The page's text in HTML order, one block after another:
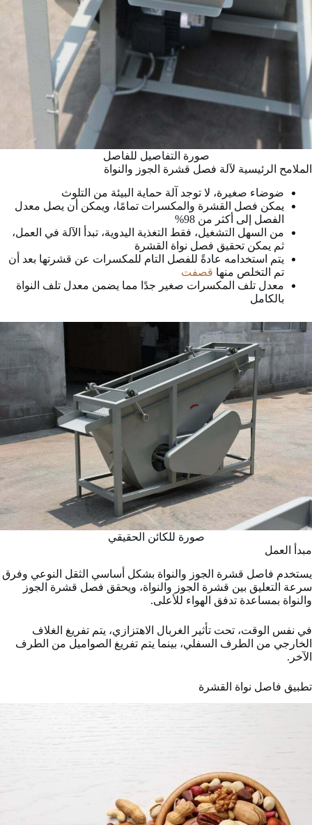
صورة التفاصيل للفاصل
الملامح الرئيسية لآلة فصل قشرة الجوز والنواة
ضوضاء صغيرة، لا توجد آلة حماية البيئة من التلوث
يمكن فصل القشرة والمكسرات تمامًا، ويمكن أن يصل معدل
الفصل إلى أكثر من 98%
من السهل التشغيل، فقط التغذية اليدوية، تبدأ الآلة في العمل،
ثم يمكن تحقيق فصل نواة القشرة
يتم استخدامه عادةً للفصل التام للمكسرات عن قشرتها بعد أن
تم التخلص منها قصفت
معدل تلف المكسرات صغير جدًا مما يضمن معدل تلف النواة
بالكامل
صورة للكائن الحقيقي
مبدأ العمل
يستخدم فاصل قشرة الجوز والنواة بشكل أساسي الثقل النوعي وفرق
سرعة التعليق بين قشرة الجوز والنواة، ويحقق فصل قشرة الجوز
والنواة بمساعدة تدفق الهواء للأعلى.
في نفس الوقت، تحت تأثير الغربال الاهتزازي، يتم تفريغ الغلاف
الخارجي من الطرف السفلي، بينما يتم تفريغ الصواميل من الطرف
الآخر.
تطبيق فاصل نواة القشرة